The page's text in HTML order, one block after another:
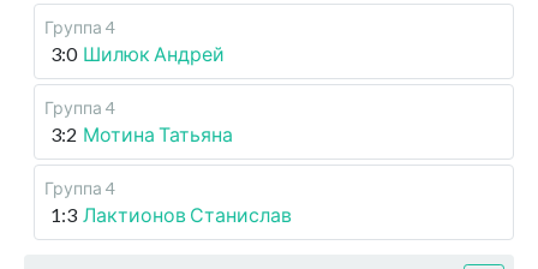
Группа 4
3:0 Шилюк Андрей
Группа 4
3:2 Мотина Татьяна
Группа 4
1:3 Лактионов Станислав